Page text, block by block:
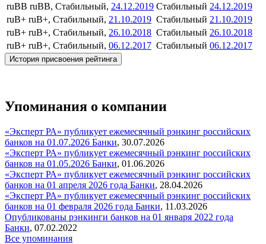
ruBB ruBB, Стабильный, 24.12.2019 Стабильный 24.12.2019
ruB+ ruB+, Стабильный, 21.10.2019 Стабильный 21.10.2019
ruB+ ruB+, Стабильный, 26.10.2018 Стабильный 26.10.2018
ruB+ ruB+, Стабильный, 06.12.2017 Стабильный 06.12.2017
История присвоения рейтинга
Упоминания о компании
«Эксперт РА» публикует ежемесячный рэнкинг российских
банков на 01.07.2026 Банки, 30.07.2026
«Эксперт РА» публикует ежемесячный рэнкинг российских
банков на 01.05.2026 Банки, 01.06.2026
«Эксперт РА» публикует ежемесячный рэнкинг российских
банков на 01 апреля 2026 года Банки, 28.04.2026
«Эксперт РА» публикует ежемесячный рэнкинг российских
банков на 01 февраля 2026 года Банки, 11.03.2026
Опубликованы рэнкинги банков на 01 января 2022 года
Банки, 07.02.2022
Все упоминания